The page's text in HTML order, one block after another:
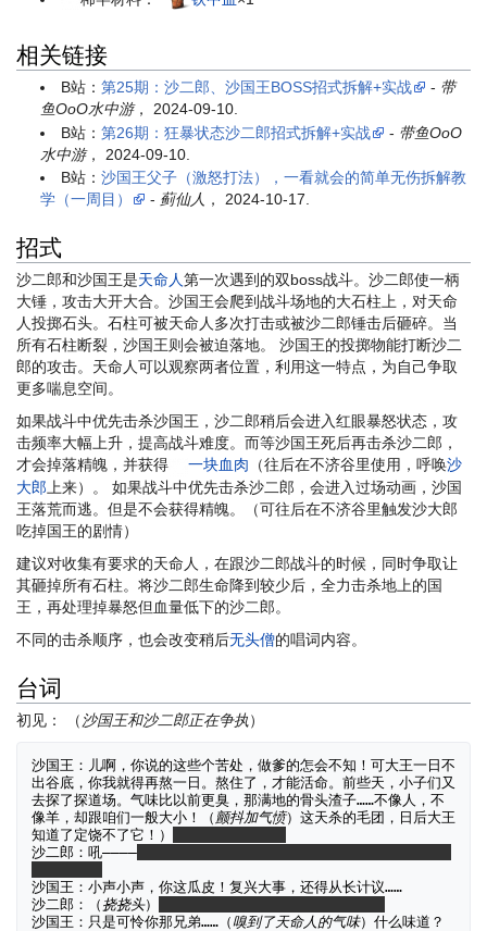
相关链接
B站：第25期：沙二郎、沙国王BOSS招式拆解+实战 - 带
鱼OoO水中游， 2024-09-10.
B站：第26期：狂暴状态沙二郎招式拆解+实战 - 带鱼OoO
水中游， 2024-09-10.
B站：沙国王父子（激怒打法），一看就会的简单无伤拆解教
学（一周目）
- 蓟仙人 ， 2024-10-17.
招式
沙二郎和沙国王是天命人第一次遇到的双boss战斗。沙二郎使一柄
大锤，攻击大开大合。沙国王会爬到战斗场地的大石柱上，对天命
人投掷石头。石柱可被天命人多次打击或被沙二郎锤击后砸碎。当
所有石柱断裂，沙国王则会被迫落地。 沙国王的投掷物能打断沙二
郎的攻击。天命人可以观察两者位置，利用这一特点，为自己争取
更多喘息空间。
如果战斗中优先击杀沙国王，沙二郎稍后会进入红眼暴怒状态，攻
击频率大幅上升，提高战斗难度。而等沙国王死后再击杀沙二郎，
才会掉落精魄，并获得
一块血肉 （往后在不济谷里使用，呼唤沙
大郎 上来）。 如果战斗中优先击杀沙二郎，会进入过场动画，沙国
王落荒而逃。但是不会获得精魄。（可往后在不济谷里触发沙大郎
吃掉国王的剧情）
建议对收集有要求的天命人，在跟沙二郎战斗的时候，同时争取让
其砸掉所有石柱。将沙二郎生命降到较少后，全力击杀地上的国
王，再处理掉暴怒但血量低下的沙二郎。
不同的击杀顺序，也会改变稍后无头僧的唱词内容。
台词
初见： （ 沙国王和沙二郎正在争执）
沙国王：儿啊，你说的这些个苦处，做爹的怎会不知！可大王一日不
出谷底，你我就得再熬一日。熬住了，才能活命。前些天，小子们又
去探了探道场。气味比以前更臭，那满地的骨头渣子……不像人，不
像羊，却跟咱们一般大小！（ 颤抖加气愤）这天杀的毛团，日后大王
知道了定饶不了它！）
沙二郎：吼————
沙国王：小声小声，你这瓜皮！复兴大事，还得从长计议……
沙二郎：（ 挠挠头）
沙国王：只是可怜你那兄弟……（嗅到了天命人的气味）什么味道？